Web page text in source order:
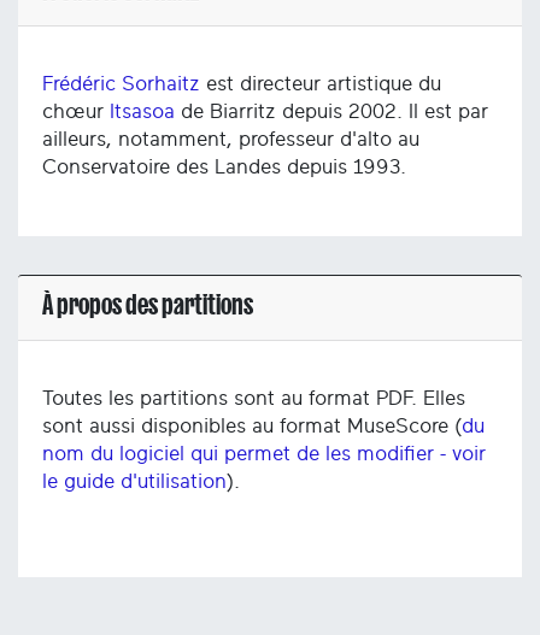
Frédéric Sorhaitz est directeur artistique du
chœur Itsasoa de Biarritz depuis 2002. Il est par
ailleurs, notamment, professeur d'alto au
Conservatoire des Landes depuis 1993.
À propos des partitions
Toutes les partitions sont au format PDF. Elles
sont aussi disponibles au format MuseScore (du
nom du logiciel qui permet de les modifier - voir
le guide d'utilisation).